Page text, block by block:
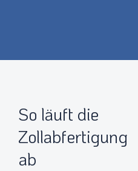
So läuft die
Zollabfertigung
ab